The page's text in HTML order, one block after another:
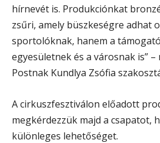
hírnevét is. Produkciónkat
zsűri, amely büszkeségre adhat
sportolóknak, hanem a
egyesületnek és a városnak is”
Postnak Kundlya Zsófia
A cirkuszfesztiválon előadott
megkérdezzük majd a csapatot,
különleges lehetőséget.